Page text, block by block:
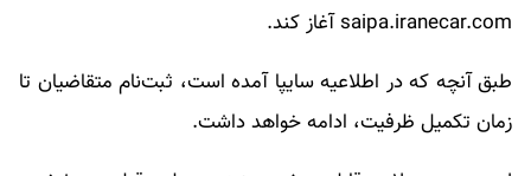
saipa.iranecar.com آغاز کند.
طبق آنچه که در اطلاعیه سایپا آمده است، ثبت‌نام متقاضیان تا
زمان تکمیل ظرفیت، ادامه خواهد داشت.